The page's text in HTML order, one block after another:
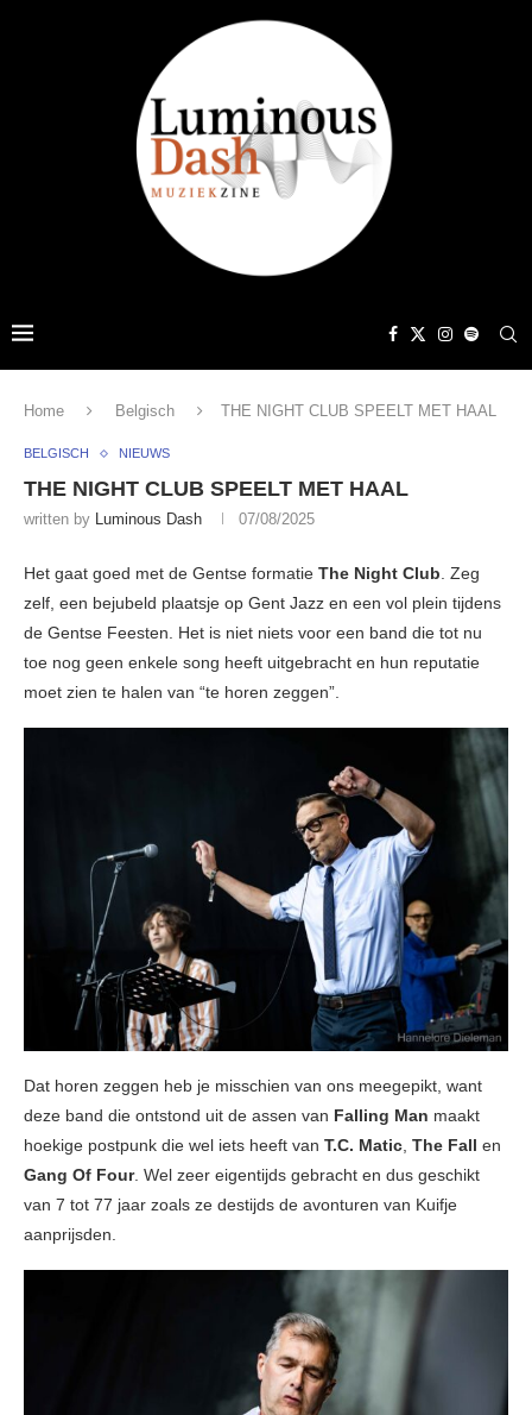
Home Belgisch THE NIGHT CLUB SPEELT MET HAAL
BELGISCH NIEUWS
THE NIGHT CLUB SPEELT MET HAAL
written by Luminous Dash 07/08/2025
Het gaat goed met de Gentse formatie The Night Club. Zeg
zelf, een bejubeld plaatsje op Gent Jazz en een vol plein tijdens
de Gentse Feesten. Het is niet niets voor een band die tot nu
toe nog geen enkele song heeft uitgebracht en hun reputatie
moet zien te halen van “te horen zeggen”.
Dat horen zeggen heb je misschien van ons meegepikt, want
deze band die ontstond uit de assen van Falling Man maakt
hoekige postpunk die wel iets heeft van T.C. Matic, The Fall en
Gang Of Four. Wel zeer eigentijds gebracht en dus geschikt
van 7 tot 77 jaar zoals ze destijds de avonturen van Kuifje
aanprijsden.